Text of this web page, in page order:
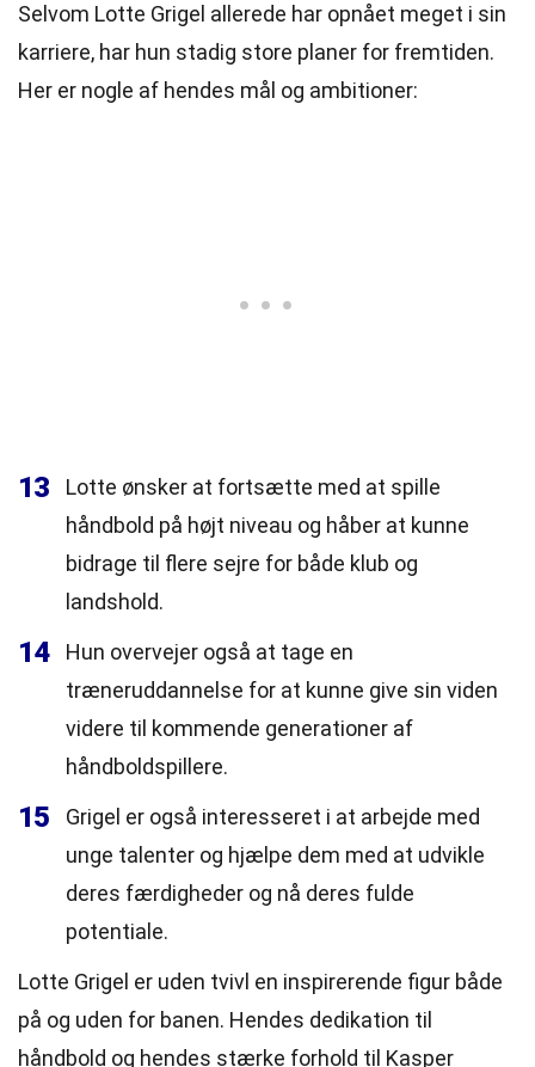
Selvom Lotte Grigel allerede har opnået meget i sin
karriere, har hun stadig store planer for fremtiden.
Her er nogle af hendes mål og ambitioner:
13
Lotte ønsker at fortsætte med at spille
håndbold på højt niveau og håber at kunne
bidrage til flere sejre for både klub og
landshold.
14
Hun overvejer også at tage en
træneruddannelse for at kunne give sin viden
videre til kommende generationer af
håndboldspillere.
15
Grigel er også interesseret i at arbejde med
unge talenter og hjælpe dem med at udvikle
deres færdigheder og nå deres fulde
potentiale.
Lotte Grigel er uden tvivl en inspirerende figur både
på og uden for banen. Hendes dedikation til
håndbold og hendes stærke forhold til Kasper